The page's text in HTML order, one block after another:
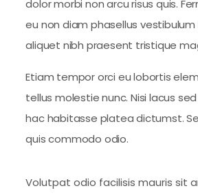
dolor morbi non arcu risus quis.
eu non diam phasellus vestibulum
aliquet nibh praesent tristique
Etiam tempor orci eu lobortis
tellus molestie nunc. Nisi lacus
hac habitasse platea dictumst.
quis commodo odio.
Volutpat odio facilisis mauris sit